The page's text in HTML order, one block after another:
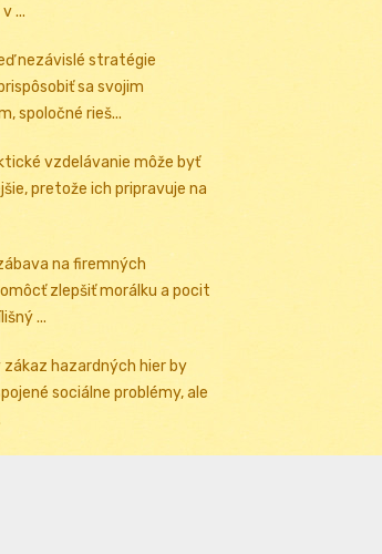
...
nezávislé stratégie
sa svojim
spoločné rieš...
vzdelávanie môže byť
pretože ich pripravuje na
na firemných
zlepšiť morálku a pocit
...
zákaz hazardných hier by
sociálne problémy, ale